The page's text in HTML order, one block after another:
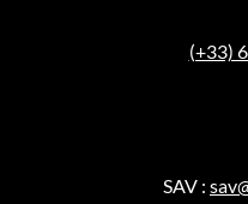
(+33)
SAV :